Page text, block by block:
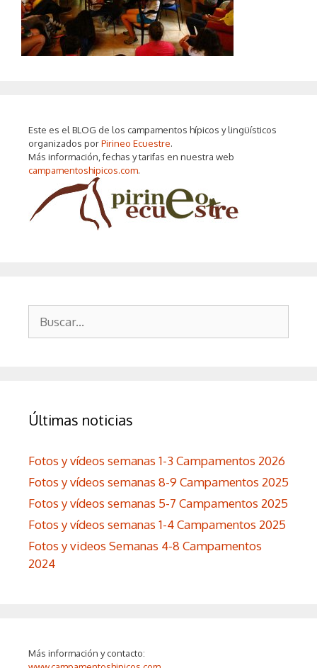
Este es el BLOG de los campamentos hípicos y lingüísticos
organizados porPirineo Ecuestre.
Más información, fechas y tarifas en nuestra web
campamentoshipicos.com.
Últimas noticias
Fotos y vídeos semanas 1-3 Campamentos 2026
Fotos y vídeos semanas 8-9 Campamentos 2025
Fotos y vídeos semanas 5-7 Campamentos 2025
Fotos y vídeos semanas 1-4 Campamentos 2025
Fotos y videos Semanas 4-8 Campamentos
2024
Más información y contacto: